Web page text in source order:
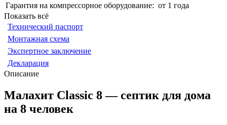
Гарантия на компрессорное оборудование: от 1 года
Показать всё
Технический паспорт
Монтажная схема
Экспертное заключение
Декларация
Описание
Малахит Classic 8 — септик для дома
на 8 человек